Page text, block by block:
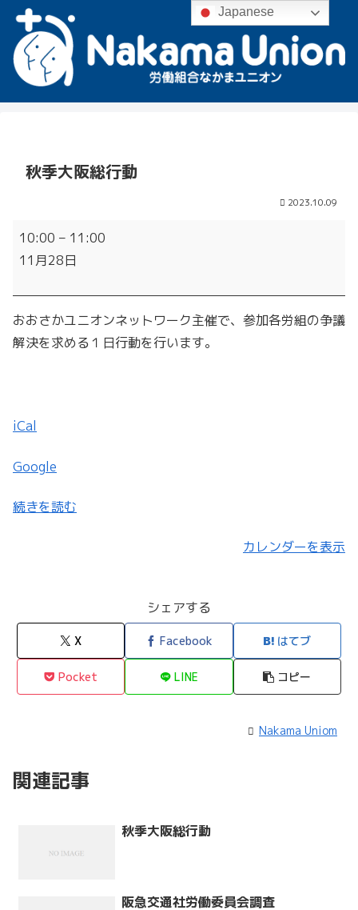
秋季大阪総行動
2023.10.09
秋
季
阪
総
行
10:00 – 11:00
11月28日
おおさかユニオンネットワーク主催で、参加各労組の争議
解決を求める１日行動を行います。
iCal
Google
続きを読む
カレンダーを表示
シェアする
X Facebook はてブ
Pocket LINE コピー
Nakama Uniom
関連記事
秋季大阪総行動
阪急交通社労働委員会調査
Japanese